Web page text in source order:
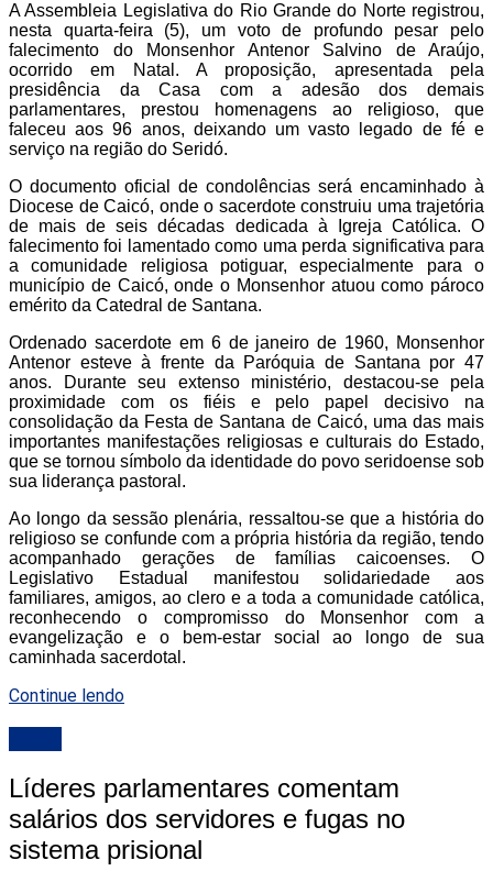
A Assembleia Legislativa do Rio Grande do Norte registrou,
nesta quarta-feira (5), um voto de profundo pesar pelo
falecimento do Monsenhor Antenor Salvino de Araújo,
ocorrido em Natal. A proposição, apresentada pela
presidência da Casa com a adesão dos demais
parlamentares, prestou homenagens ao religioso, que
faleceu aos 96 anos, deixando um vasto legado de fé e
serviço na região do Seridó.
O documento oficial de condolências será encaminhado à
Diocese de Caicó, onde o sacerdote construiu uma trajetória
de mais de seis décadas dedicada à Igreja Católica. O
falecimento foi lamentado como uma perda significativa para
a comunidade religiosa potiguar, especialmente para o
município de Caicó, onde o Monsenhor atuou como pároco
emérito da Catedral de Santana.
Ordenado sacerdote em 6 de janeiro de 1960, Monsenhor
Antenor esteve à frente da Paróquia de Santana por 47
anos. Durante seu extenso ministério, destacou-se pela
proximidade com os fiéis e pelo papel decisivo na
consolidação da Festa de Santana de Caicó, uma das mais
importantes manifestações religiosas e culturais do Estado,
que se tornou símbolo da identidade do povo seridoense sob
sua liderança pastoral.
Ao longo da sessão plenária, ressaltou-se que a história do
religioso se confunde com a própria história da região, tendo
acompanhado gerações de famílias caicoenses. O
Legislativo Estadual manifestou solidariedade aos
familiares, amigos, ao clero e a toda a comunidade católica,
reconhecendo o compromisso do Monsenhor com a
evangelização e o bem-estar social ao longo de sua
caminhada sacerdotal.
Continue lendo
Líderes parlamentares comentam
salários dos servidores e fugas no
sistema prisional